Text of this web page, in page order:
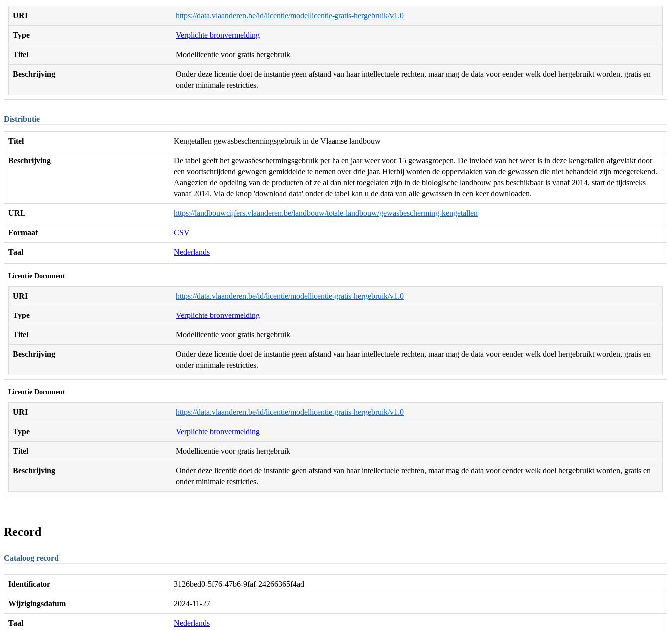
URI https://data.vlaanderen.be/id/licentie/modellicentie-gratis-hergebruik/v1.0
Type Verplichte bronvermelding
Titel Modellicentie voor gratis hergebruik
Beschrijving
Onder deze licentie doet de instantie geen afstand van haar intellectuele rechten, maar mag de data voor eender welk doel hergebruikt worden, gratis en
onder minimale restricties.
Distributie
Titel Kengetallen gewasbeschermingsgebruik in de Vlaamse landbouw
Beschrijving
De tabel geeft het gewasbeschermingsgebruik per ha en jaar weer voor 15 gewasgroepen. De invloed van het weer is in deze kengetallen afgevlakt door
een voortschrijdend gewogen gemiddelde te nemen over drie jaar. Hierbij worden de oppervlakten van de gewassen die niet behandeld zijn meegerekend.
Aangezien de opdeling van de producten of ze al dan niet toegelaten zijn in de biologische landbouw pas beschikbaar is vanaf 2014, start de tijdsreeks
vanaf 2014. Via de knop 'download data' onder de tabel kan u de data van alle gewassen in een keer downloaden.
URL https://landbouwcijfers.vlaanderen.be/landbouw/totale-landbouw/gewasbescherming-kengetallen
Formaat CSV
Taal Nederlands
Licentie Document
URI https://data.vlaanderen.be/id/licentie/modellicentie-gratis-hergebruik/v1.0
Type Verplichte bronvermelding
Titel Modellicentie voor gratis hergebruik
Beschrijving
Onder deze licentie doet de instantie geen afstand van haar intellectuele rechten, maar mag de data voor eender welk doel hergebruikt worden, gratis en
onder minimale restricties.
Licentie Document
URI https://data.vlaanderen.be/id/licentie/modellicentie-gratis-hergebruik/v1.0
Type Verplichte bronvermelding
Titel Modellicentie voor gratis hergebruik
Beschrijving
Onder deze licentie doet de instantie geen afstand van haar intellectuele rechten, maar mag de data voor eender welk doel hergebruikt worden, gratis en
onder minimale restricties.
Record
Cataloog record
Identificator 3126bed0-5f76-47b6-9faf-24266365f4ad
Wijzigingsdatum 2024-11-27
Taal Nederlands